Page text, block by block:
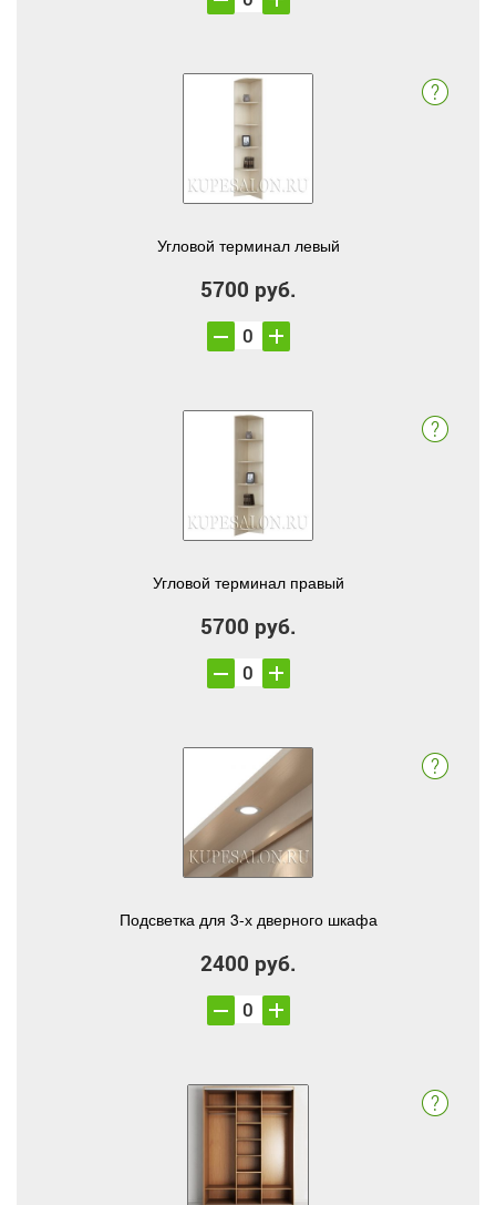
Угловой терминал левый
5700 руб.
Угловой терминал правый
5700 руб.
Подсветка для 3-х дверного шкафа
2400 руб.